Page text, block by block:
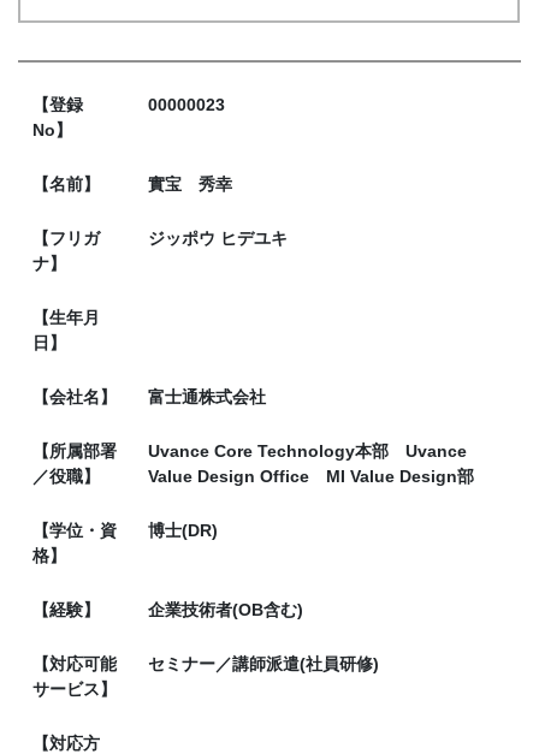
【登録
No】
00000023
【名前】 實宝 秀幸
【フリガ
ナ】
ジッポウ ヒデユキ
【生年月
日】
【会社名】 富士通株式会社
【所属部署
／役職】
Uvance Core Technology本部 Uvance
Value Design Office MI Value Design部
【学位・資
格】
博士(DR)
【経験】 企業技術者(OB含む)
【対応可能
サービス】
セミナー／講師派遣(社員研修)
【対応方